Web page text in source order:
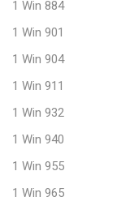
1 Win 884
1 Win 901
1 Win 904
1 Win 911
1 Win 932
1 Win 940
1 Win 955
1 Win 965